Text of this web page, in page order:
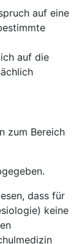
auf eine
auf die
zum Bereich
dass für
keine